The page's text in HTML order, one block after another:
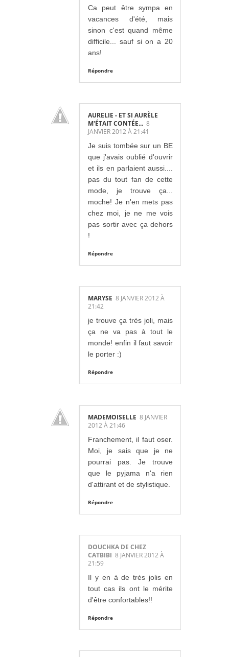
Ca peut être sympa en
vacances d'été, mais
sinon c'est quand même
difficile... sauf si on a 20
ans!
Répondre
AURELIE - ET SI AURÈLE
M'ÉTAIT CONTÉE... 8
JANVIER 2012 À 21:41
Je suis tombée sur un BE
que j'avais oublié d'ouvrir
et ils en parlaient aussi....
pas du tout fan de cette
mode, je trouve ça...
moche! Je n'en mets pas
chez moi, je ne me vois
pas sortir avec ça dehors
!
Répondre
MARYSE 8 JANVIER 2012 À
21:42
je trouve ça très joli, mais
ça ne va pas à tout le
monde! enfin il faut savoir
le porter :)
Répondre
MADEMOISELLE 8 JANVIER
2012 À 21:46
Franchement, il faut oser.
Moi, je sais que je ne
pourrai pas. Je trouve
que le pyjama n'a rien
d'attirant et de stylistique.
Répondre
DOUCHKA DE CHEZ
CATBIBI 8 JANVIER 2012 À
21:59
Il y en à de très jolis en
tout cas ils ont le mérite
d'être confortables!!
Répondre